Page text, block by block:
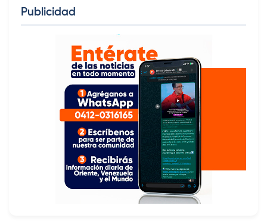
Publicidad